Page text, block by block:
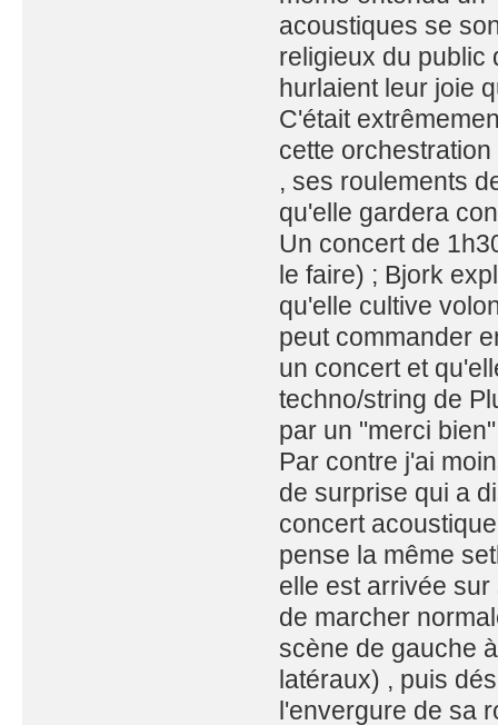
acoustiques se
religieux du public
hurlaient leur joie
C'était
cette
, ses roulements
qu'elle gardera
Un concert de
le faire) ; Bjork
qu'elle cultive
peut commander
un concert et
techno/string de
par un "merci
Par contre j'ai
de surprise qui a
concert
pense la même
elle est arrivée
de marcher
scène de gauche
latéraux) , puis
l'envergure de sa